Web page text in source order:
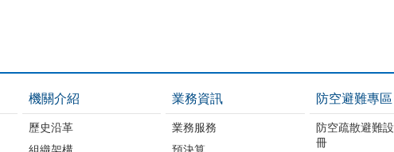
機關介紹
歷史沿革
組織架構
業務資訊
業務服務
預決算
防空避難專區
防空疏散避難
冊